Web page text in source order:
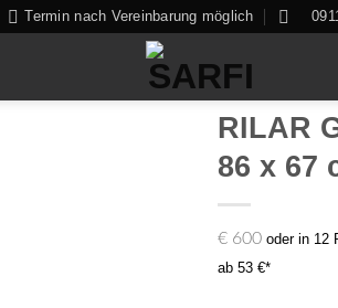
Termin nach Vereinbarung möglich
RILAR
86 x 67
€ 600 oder in 12
ab 53 €*